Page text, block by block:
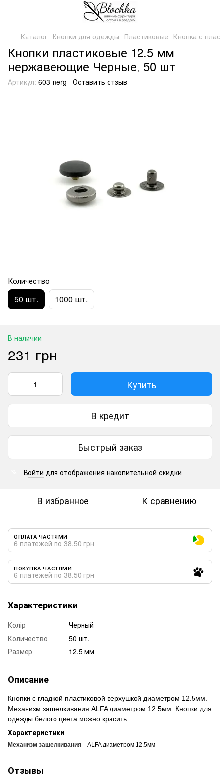
Каталог Кнопки для одежды Пластиковые Кнопка с
Кнопки пластиковые 12.5 мм
нержавеющие Черные, 50 шт
Артикул: 603-nerg Оставить отзыв
Количество
50 шт. 1000 шт.
В наличии
231 грн
Купить
В кредит
Быстрый заказ
Войти для отображения накопительной скидки
В избранное К сравнению
ОПЛАТА ЧАСТЯМИ
6 платежей по 38.50 грн
ПОКУПКА ЧАСТЯМИ
6 платежей по 38.50 грн
Характеристики
Колір
Черный
Количество
50 шт.
Размер
12.5 мм
Описание
Кнопки с гладкой пластиковой верхушкой диаметром 12.5мм.
Механизм защелкивания ALFA диаметром 12.5мм. Кнопки для
одежды белого цвета можно красить.
Характеристики
Механизм защелкивания - ALFA диаметром 12.5мм
Отзывы